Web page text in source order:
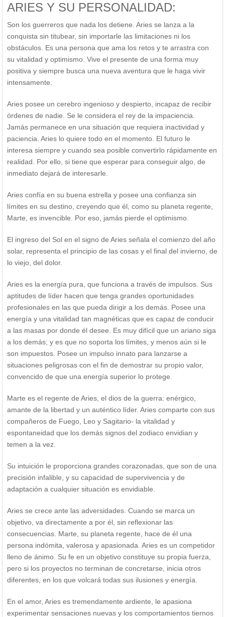
ARIES Y SU PERSONALIDAD:
Son los guerreros que nada los detiene. Aries se lanza a la
conquista sin titubear, sin importarle las limitaciones ni los
obstáculos. Es una persona que ama los retos y te arrastra con
su vitalidad y optimismo. Vive el presente de una forma muy
positiva y siempre busca una nueva aventura que le haga vivir
intensamente.
Aries posee un cerebro ingenioso y despierto, incapaz de recibir
órdenes de nadie. Se le considera el rey de la impaciencia.
Jamás permanece en una situación que requiera inactividad y
paciencia. Aries lo quiere todo en el momento. El futuro le
interesa siempre y cuando sea posible convertirlo rápidamente en
realidad. Por ello, si tiene que esperar para conseguir algo, de
inmediato dejará de interesarle.
Aries confía en su buena estrella y posee una confianza sin
límites en su destino, creyendo que él, como su planeta regente,
Marte, es invencible. Por eso, jamás pierde el optimismo.
El ingreso del Sol en el signo de Aries señala el comienzo del año
solar, representa el principio de las cosas y el final del invierno, de
lo viejo, del dolor.
Aries es la energía pura, que funciona a través de impulsos. Sus
aptitudes de líder hacen que tenga grandes oportunidades
profesionales en las que pueda dirigir a los demás. Posee una
energía y una vitalidad tan magnéticas que es capaz de conducir
a las masas por donde él desee. Es muy difícil que un ariano siga
a los demás; y es que no soporta los límites, y menos aún si le
son impuestos. Posee un impulso innato para lanzarse a
situaciones peligrosas con el fin de demostrar su propio valor,
convencido de que una energía superior lo protege.
Marte es el regente de Aries, el dios de la guerra: enérgico,
amante de la libertad y un auténtico líder. Aries comparte con sus
compañeros de Fuego, Leo y Sagitario- la vitalidad y
espontaneidad que los demás signos del zodiaco envidian y
temen a la vez.
Su intuición le proporciona grandes corazonadas, que son de una
precisión infalible, y su capacidad de supervivencia y de
adaptación a cualquier situación es envidiable.
Aries se crece ante las adversidades. Cuando se marca un
objetivo, va directamente a por él, sin reflexionar las
consecuencias. Marte, su planeta regente, hace de él una
persona indómita, valerosa y apasionada. Aries es un competidor
lleno de ánimo. Su fe en un objetivo constituye su propia fuerza,
pero si los proyectos no terminan de concretarse, inicia otros
diferentes, en los que volcará todas sus ilusiones y energía.
En el amor, Aries es tremendamente ardiente, le apasiona
experimentar sensaciones nuevas y los comportamientos tiernos